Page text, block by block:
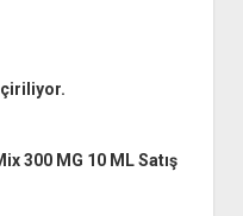
300 MG 10 ML Satış